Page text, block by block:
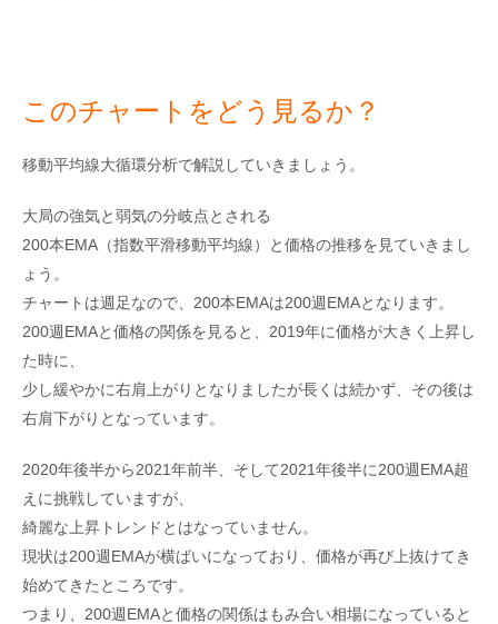
このチャートをどう見るか？
移動平均線大循環分析で解説していきましょう。
大局の強気と弱気の分岐点とされる
200本EMA（指数平滑移動平均線）と価格の推移を見ていきまし
ょう。
チャートは週足なので、200本EMAは200週EMAとなります。
200週EMAと価格の関係を見ると、2019年に価格が大きく上昇し
た時に、
少し緩やかに右肩上がりとなりましたが長くは続かず、その後は
右肩下がりとなっています。
2020年後半から2021年前半、そして2021年後半に200週EMA超
えに挑戦していますが、
綺麗な上昇トレンドとはなっていません。
現状は200週EMAが横ばいになっており、価格が再び上抜けてき
始めてきたところです。
つまり、200週EMAと価格の関係はもみ合い相場になっていると